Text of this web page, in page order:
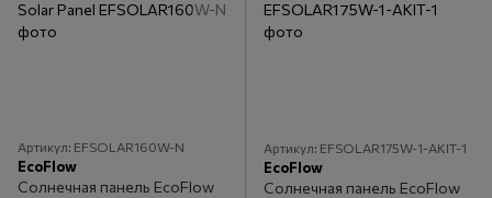
Артикул: EFSOLAR160W-N
EcoFlow
Солнечная панель EcoFlow
Артикул: EFSOLAR175W-1-AKIT-1
EcoFlow
Солнечная панель EcoFlow